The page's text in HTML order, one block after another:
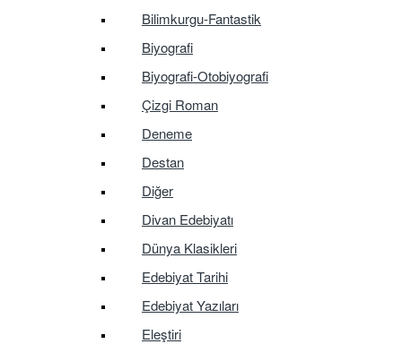
Bilimkurgu-Fantastik
Biyografi
Biyografi-Otobiyografi
Çizgi Roman
Deneme
Destan
Diğer
Divan Edebiyatı
Dünya Klasikleri
Edebiyat Tarihi
Edebiyat Yazıları
Eleştiri